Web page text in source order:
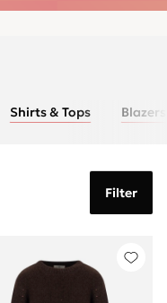
Shirts & Tops
Filter